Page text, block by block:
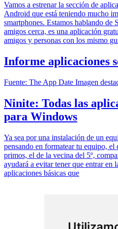
Vamos a estrenar la sección de
Android que está teniendo mucho
smartphones. Estamos hablando de
amigos cerca, es una aplicación
amigos y personas con los mismo
Informe aplicaciones
Fuente: The App Date Imagen
Ninite: Todas las
para Windows
Ya sea por una instalación de un
pensando en formatear tu equipo, el
primos, el de la vecina del 5º,
ayudará a evitar tener que entrar en
aplicaciones básicas que